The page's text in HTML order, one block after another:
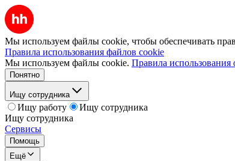
Мы используем файлы cookie, чтобы обеспечивать
Правила использования файлов cookie
Мы используем файлы cookie. Правила использования
Понятно
Ищу сотрудника
Ищу работу
Ищу сотрудника
Ищу сотрудника
Сервисы
Помощь
Ещё